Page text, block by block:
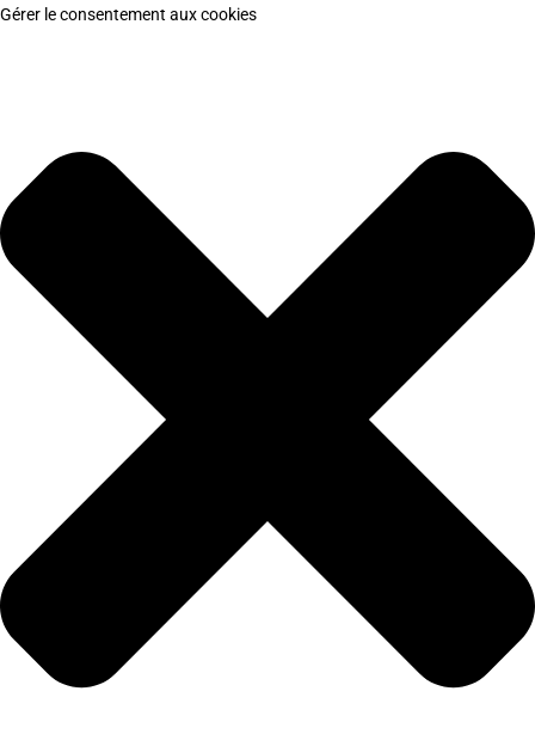
Gérer le consentement aux cookies